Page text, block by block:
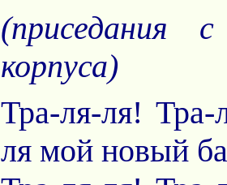
(приседания
корпуса)
Тра-ля-ля! Тра-
ля мой новый